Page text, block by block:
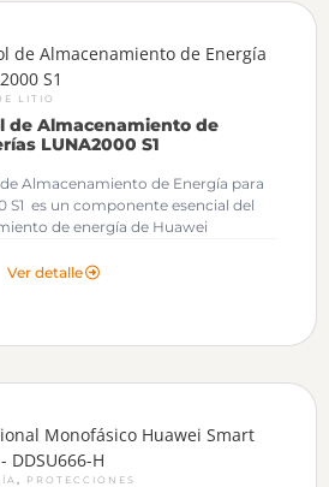
LITIO
de Almacenamiento de
LUNA2000 S1
Almacenamiento de Energía para
S1 es un componente esencial del
de energía de Huawei
Ver detalle
PROTECCIONES